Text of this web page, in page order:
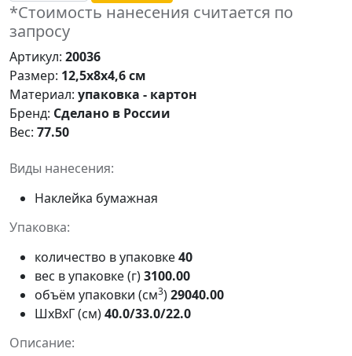
*Стоимость нанесения считается по
запросу
Артикул: 20036
Размер: 12,5x8x4,6 см
Материал: упаковка - картон
Бренд: Сделано в России
Вес: 77.50
Виды нанесения:
Наклейка бумажная
Упаковка:
количество в упаковке40
вес в упаковке (г)3100.00
объём упаковки (см3)29040.00
ШxВxГ (см)40.0/33.0/22.0
Описание: